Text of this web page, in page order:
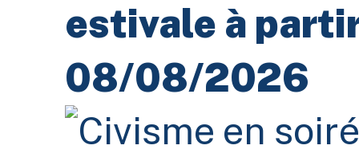
estivale à
08/08/2026